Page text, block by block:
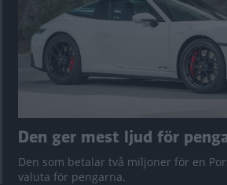
Den ger mest ljud för
Den som betalar två miljoner för en
valuta för pengarna.